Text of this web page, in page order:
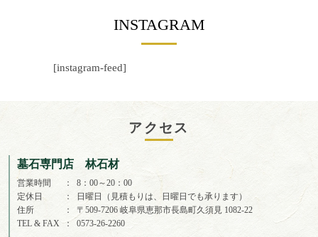
INSTAGRAM
[instagram-feed]
アクセス
墓石専門店 林石材
営業時間
8：00～20：00
定休日
日曜日（見積もりは、日曜日でも承ります）
住所
〒509-7206 岐阜県恵那市長島町久須見 1082-22
TEL & FAX
0573-26-2260